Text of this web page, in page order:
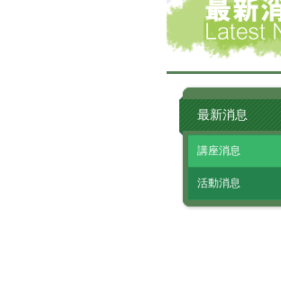
最新消息
講座消息
活動消息